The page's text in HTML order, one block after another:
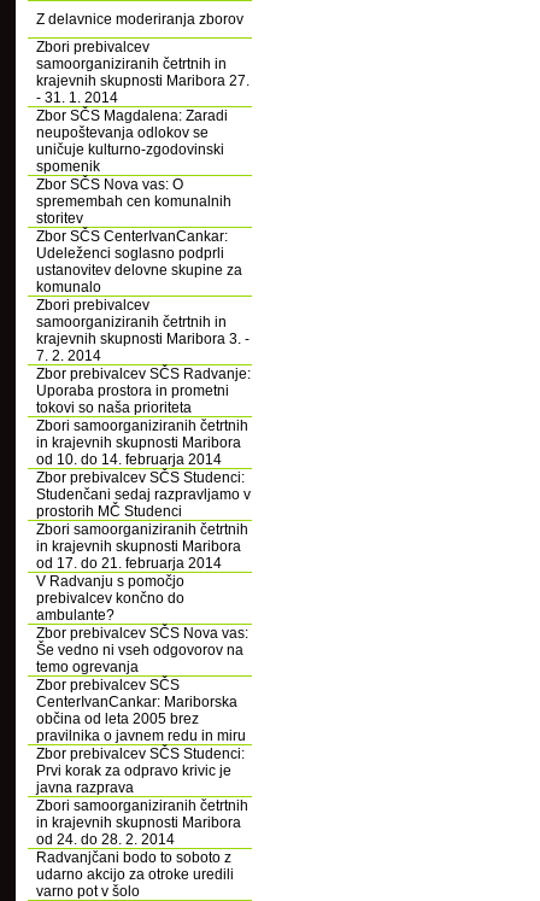
Z delavnice moderiranja zborov
Zbori prebivalcev
samoorganiziranih četrtnih in
krajevnih skupnosti Maribora 27.
- 31. 1. 2014
Zbor SČS Magdalena: Zaradi
neupoštevanja odlokov se
uničuje kulturno-zgodovinski
spomenik
Zbor SČS Nova vas: O
spremembah cen komunalnih
storitev
Zbor SČS CenterIvanCankar:
Udeleženci soglasno podprli
ustanovitev delovne skupine za
komunalo
Zbori prebivalcev
samoorganiziranih četrtnih in
krajevnih skupnosti Maribora 3. -
7. 2. 2014
Zbor prebivalcev SČS Radvanje:
Uporaba prostora in prometni
tokovi so naša prioriteta
Zbori samoorganiziranih četrtnih
in krajevnih skupnosti Maribora
od 10. do 14. februarja 2014
Zbor prebivalcev SČS Studenci:
Studenčani sedaj razpravljamo v
prostorih MČ Studenci
Zbori samoorganiziranih četrtnih
in krajevnih skupnosti Maribora
od 17. do 21. februarja 2014
V Radvanju s pomočjo
prebivalcev končno do
ambulante?
Zbor prebivalcev SČS Nova vas:
Še vedno ni vseh odgovorov na
temo ogrevanja
Zbor prebivalcev SČS
CenterIvanCankar: Mariborska
občina od leta 2005 brez
pravilnika o javnem redu in miru
Zbor prebivalcev SČS Studenci:
Prvi korak za odpravo krivic je
javna razprava
Zbori samoorganiziranih četrtnih
in krajevnih skupnosti Maribora
od 24. do 28. 2. 2014
Radvanjčani bodo to soboto z
udarno akcijo za otroke uredili
varno pot v šolo